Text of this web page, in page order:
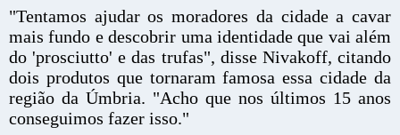
"Tentamos ajudar os moradores da cidade a cavar
mais fundo e descobrir uma identidade que vai além
do 'prosciutto' e das trufas", disse Nivakoff, citando
dois produtos que tornaram famosa essa cidade da
região da Úmbria. "Acho que nos últimos 15 anos
conseguimos fazer isso."